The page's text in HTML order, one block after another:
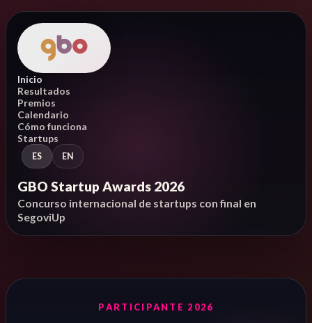
Inicio
Resultados
Premios
Calendario
Cómo funciona
Startups
ES EN
GBO Startup Awards 2026
Concurso internacional de startups con final en
SegoviUp
PARTICIPANTE 2026